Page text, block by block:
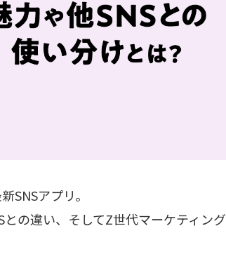
SNSアプリ。
との違い、そしてZ世代マーケティング